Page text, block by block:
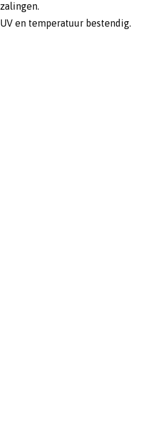
zalingen.
UV en temperatuur bestendig.